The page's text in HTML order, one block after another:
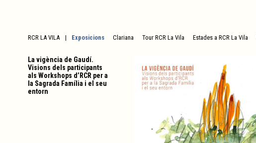
RCR LA VILA Exposicions Clariana Tour RCR La Vila Estades a RCR La Vila
La vigència de Gaudí.
Visions dels participants
als Workshops d’RCR per a
la Sagrada Família i el seu
entorn